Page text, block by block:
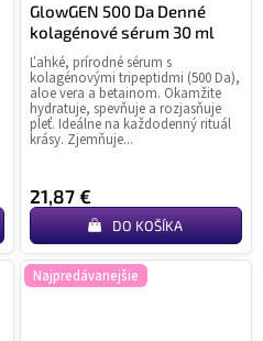
GlowGEN 500 Da Denné
kolagénové sérum 30 ml
21,87 €
DO KOŠÍKA
Ľahké, prírodné sérum s
kolagénovými tripeptidmi (500 Da),
aloe vera a betainom. Okamžite
hydratuje, spevňuje a rozjasňuje
pleť. Ideálne na každodenný rituál
krásy. Zjemňuje...
Najpredávanejšie